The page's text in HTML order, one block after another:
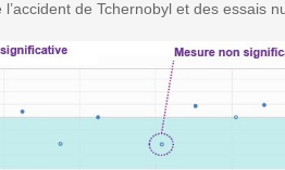
de Tchernobyl et des essais